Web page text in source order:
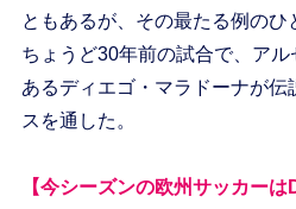
ともあるが、その最たる例のひ
ちょうど30年前の試合で、ア
あるディエゴ・マラドーナが
スを通した。
【今シーズンの欧州サッカーは